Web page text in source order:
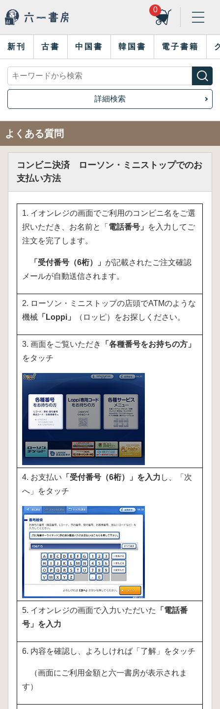
0
新刊 古書 中国書 韓国書 電子書籍
詳細検索
よくある質問
コンビニ決済 ローソン・ミニストップでのお
支払い方法
1. イオンレジの画面でご利用のコンビニ名をご選
択いただき、お名前と「 電話番号」
を入力してご
注文を完了します。
「受付番号（6桁）」 が記載されたご注文確認
メールが自動送信されます。
2. ローソン・ミニストップの店頭でATMのような
機械 「Loppi」 （ロッピ）をお探しください。
3. 画面をご覧いただき
「各種番号をお持ちの方」
をタッチ
4. お支払い 「受付番号（6桁）」を入力 し、「次
へ」をタッチ
5. イオンレジの画面で入力いただいた
「電話番
号」を入力
6. 内容を確認し、よろしければ「了解」をタッチ
（画面にご利用金額と六一書房が表示されま
す）